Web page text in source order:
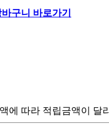
에 따라 적립금액이 달